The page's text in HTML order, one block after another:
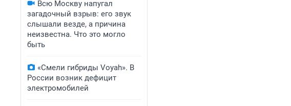
Всю Москву напугал
загадочный взрыв: его звук
слышали везде, а причина
неизвестна. Что это могло
быть
«Смели гибриды Voyah». В
России возник дефицит
электромобилей